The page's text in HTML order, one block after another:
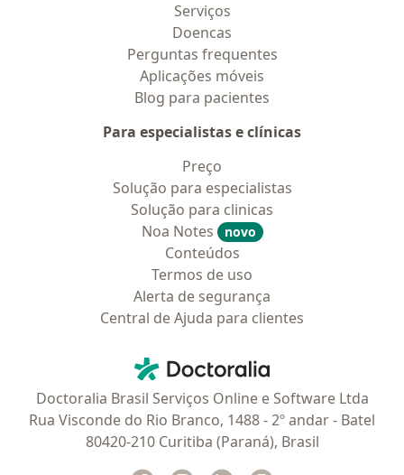
Serviços
Doencas
Perguntas frequentes
Aplicações móveis
Blog para pacientes
Para especialistas e clínicas
Preço
Solução para especialistas
Solução para clinicas
Noa Notes
novo
Conteúdos
Termos de uso
Alerta de segurança
Central de Ajuda para clientes
Doctoralia - Homepage
Doctoralia Brasil Serviços Online e Software Ltda
Rua Visconde do Rio Branco, 1488 - 2º andar - Batel
80420-210 Curitiba (Paraná), Brasil